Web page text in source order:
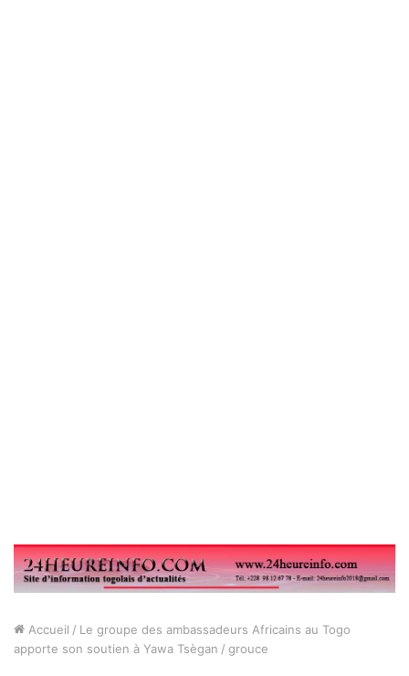
Accueil / Le groupe des ambassadeurs Africains au Togo
apporte son soutien à Yawa Tsègan / grouce